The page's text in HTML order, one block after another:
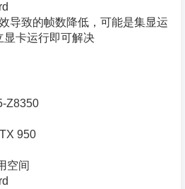
导致的帧数降低，可能是集显运
显卡运行即可解决
Z8350
950
空间